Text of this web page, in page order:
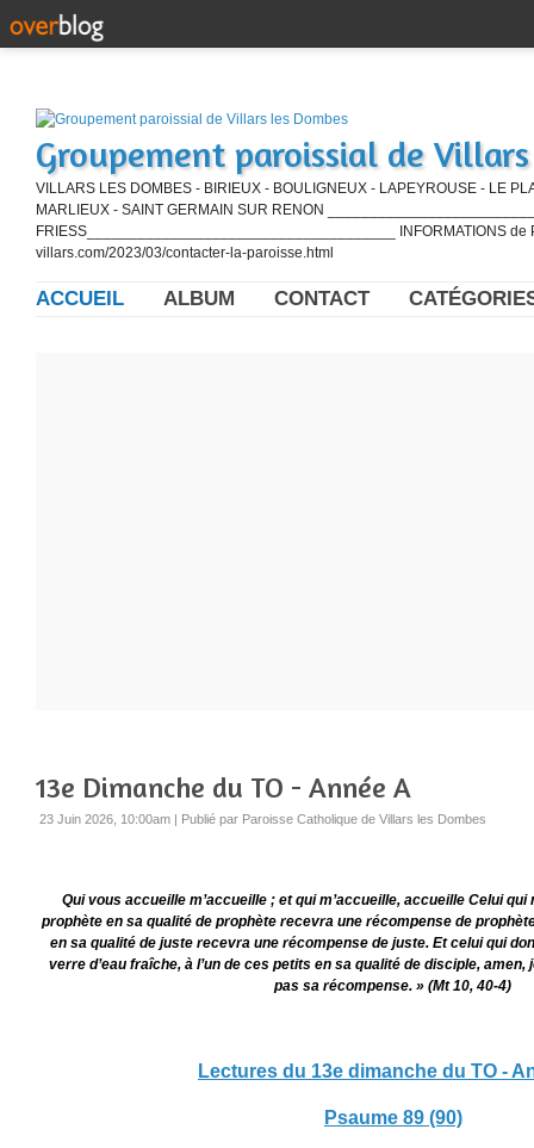
Groupement paroissial de
VILLARS LES DOMBES - BIRIEUX - BOULIGNEUX - LAPEYROUSE - LE
MARLIEUX - SAINT GERMAIN SUR RENON
FRIESS_____________________________________ INFORMATIONS de
villars.com/2023/03/contacter-la-paroisse.html
ACCUEIL ALBUM CONTACT
13e Dimanche du TO - Année A
23 Juin 2026, 10:00am | Publié par Paroisse Catholique de Villars les Dombes
Qui vous accueille m’accueille ; et qui m’accueille, accueille Celui qui
prophète en sa qualité de prophète recevra une récompense de
en sa qualité de juste recevra une récompense de juste. Et celui qui
verre d’eau fraîche, à l’un de ces petits en sa qualité de disciple,
pas sa récompense. » (Mt 10, 40-4)
Lectures du 13e dimanche du TO -
Psaume 89 (90)